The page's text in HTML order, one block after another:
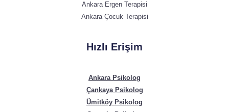
Ankara Ergen Terapisi
Ankara Çocuk Terapisi
Hızlı Erişim
Ankara Psikolog
Çankaya Psikolog
Ümitköy Psikolog